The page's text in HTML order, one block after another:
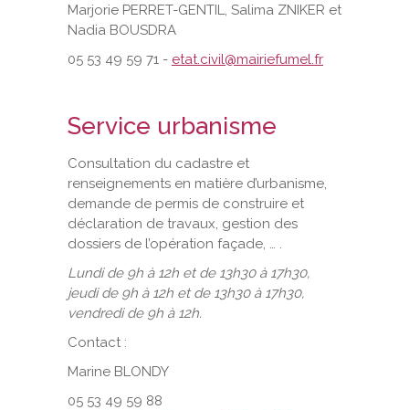
Marjorie PERRET-GENTIL, Salima ZNIKER et
Nadia BOUSDRA
05 53 49 59 71 - etat.civil@mairiefumel.fr
Service urbanisme
Consultation du cadastre et
renseignements en matière d’urbanisme,
demande de permis de construire et
déclaration de travaux, gestion des
dossiers de l’opération façade, … .
Lundi de 9h à 12h et de 13h30 à 17h30,
jeudi de 9h à 12h et de 13h30 à 17h30,
vendredi de 9h à 12h.
Contact :
Marine BLONDY
05 53 49 59 88